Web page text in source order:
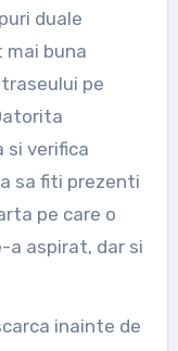
duale
mai buna
pe
si verifica
sa fiti prezenti
pe care o
a aspirat, dar si
inainte de